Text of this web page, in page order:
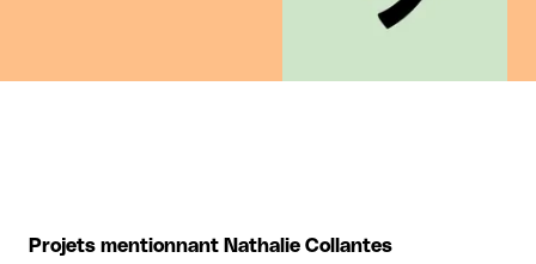
Projets mentionnant Nathalie Collantes